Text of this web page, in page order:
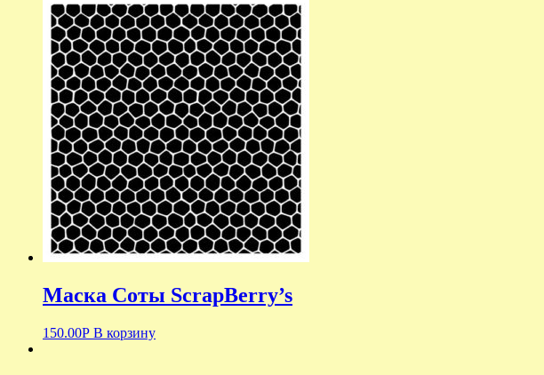
Маска Соты ScrapBerry’s
150.00Р В корзину